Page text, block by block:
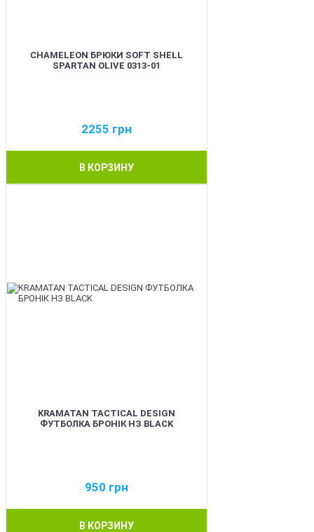
CHAMELEON БРЮКИ SOFT SHELL
SPARTAN OLIVE 0313-01
2255 грн
В КОРЗИНУ
KRAMATAN TACTICAL DESIGN
ФУТБОЛКА БРОНІК НЗ BLACK
950 грн
В КОРЗИНУ